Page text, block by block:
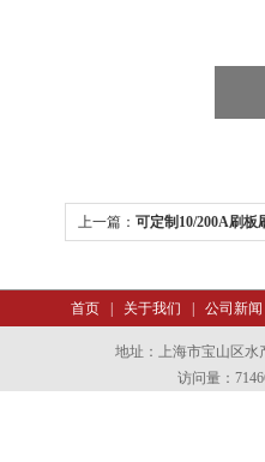
上一篇： 可定制10/200A刷板
首页| 关于我们 | 公司新闻
地址：上海市宝山区水
访问量：